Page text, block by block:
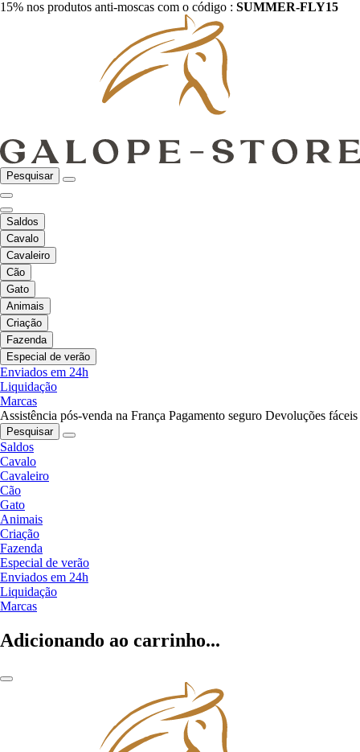
15% nos produtos anti-moscas com o código : SUMMER-FLY15
Pesquisar
Saldos
Cavalo
Cavaleiro
Cão
Gato
Animais
Criação
Fazenda
Especial de verão
Enviados em 24h
Liquidação
Marcas
Assistência pós-venda na França Pagamento seguro Devoluções fáceis
Pesquisar
Saldos
Cavalo
Cavaleiro
Cão
Gato
Animais
Criação
Fazenda
Especial de verão
Enviados em 24h
Liquidação
Marcas
Adicionando ao carrinho...